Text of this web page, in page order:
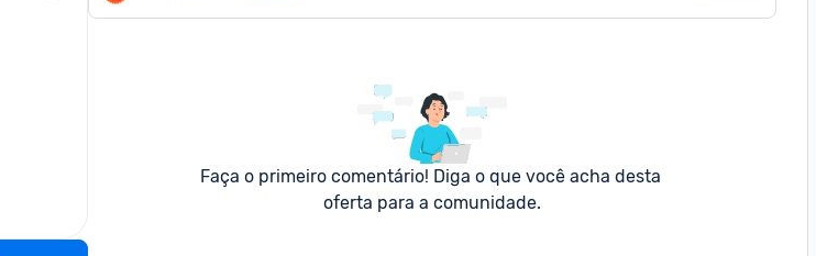
Faça o primeiro comentário! Diga o que você acha desta
oferta para a comunidade.